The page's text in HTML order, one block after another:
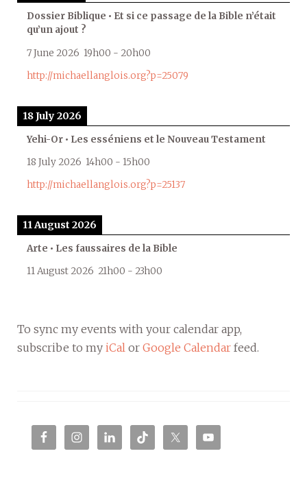
Dossier Biblique • Et si ce passage de la Bible n’était
qu’un ajout ?
7 June 2026 19h00 - 20h00
http://michaellanglois.org?p=25079
18 July 2026
Yehi-Or • Les esséniens et le Nouveau Testament
18 July 2026 14h00 - 15h00
http://michaellanglois.org?p=25137
11 August 2026
Arte • Les faussaires de la Bible
11 August 2026 21h00 - 23h00
To sync my events with your calendar app,
subscribe to my iCal or Google Calendar feed.